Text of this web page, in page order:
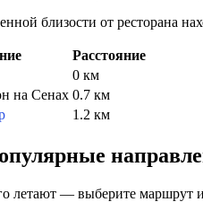
близости от ресторана
Расстояние
0 км
на Сенах 0.7 км
1.2 км
летают — выберите маршрут